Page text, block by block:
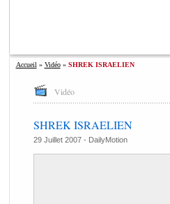
Accueil » Vidéo» SHREK ISRAELIEN
Vidéo
SHREK ISRAELIEN
29 Juillet 2007 - DailyMotion